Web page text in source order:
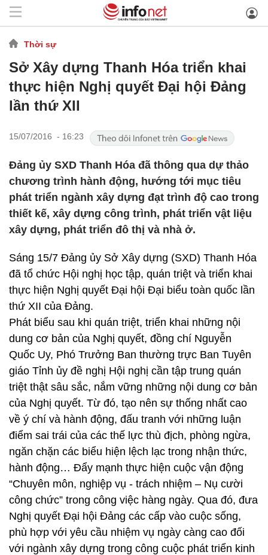
Thời sự
Sở Xây dựng Thanh Hóa triển khai
thực hiện Nghị quyết Đại hội Đảng
lần thứ XII
15/07/2016 - 16:23
Đảng ủy SXD Thanh Hóa đã thông qua dự thảo
chương trình hành động, hướng tới mục tiêu
phát triển ngành xây dựng đạt trình độ cao trong
thiết kế, xây dựng công trình, phát triển vật liệu
xây dựng, phát triển đô thị và nhà ở.
Sáng 15/7 Đảng ủy Sở Xây dựng (SXD) Thanh Hóa
đã tổ chức Hội nghị học tập, quán triệt và triển khai
thực hiện Nghị quyết Đại hội Đại biểu toàn quốc lần
thứ XII của Đảng.
Phát biểu sau khi quán triệt, triển khai những nội
dung cơ bản của Nghị quyết, đồng chí Nguyễn
Quốc Uy, Phó Trưởng Ban thường trực Ban Tuyên
giáo Tỉnh ủy đề nghị Hội nghị cần tập trung quán
triệt thật sâu sắc, nắm vững những nội dung cơ bản
của Nghị quyết. Từ đó, tạo nên sự thống nhất cao
về ý chí và hành động, đấu tranh với những luận
điểm sai trái của các thế lực thù địch, phòng ngừa,
ngăn chặn các biểu hiện lệch lạc trong nhận thức,
hành động… Đẩy mạnh thực hiện cuộc vận động
“Chuyên môn, nghiệp vụ - trách nhiệm – Nụ cười
công chức” trong công việc hàng ngày. Qua đó, đưa
Nghị quyết Đại hội Đảng các cấp vào cuộc sống,
phù hợp với yêu cầu nhiệm vụ ngày càng cao đối
với ngành xây dựng trong công cuộc phát triển kinh